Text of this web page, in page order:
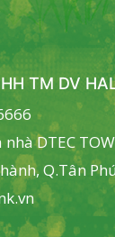
TM DV
DTEC
Q.Tân